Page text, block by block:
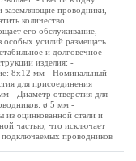
проводники,
количество
его обслуживание, -
особых усилий размещать
и долговечное
изделия: -
8х12 мм - Номинальный
для присоединения
- Диаметр отверстия для
ø 5 мм -
оцинкованной стали и
частью, что исключает
проводников